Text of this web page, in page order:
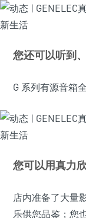
您还可以听到
G 系列有源音箱
您可以用真力
店内准备了大量
乐供您品鉴；您